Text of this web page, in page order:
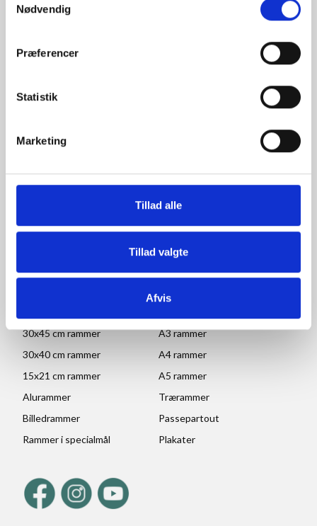
Nødvendig
Præferencer
Statistik
Marketing
Tillad alle
Tillad valgte
Afvis
8700 Horsens
info@rammeshoppen.dk
Fredag: 09.00-15.30
30x45 cm rammer
A3 rammer
30x40 cm rammer
A4 rammer
15x21 cm rammer
A5 rammer
Alurammer
Trærammer
Billedrammer
Passepartout
Rammer i specialmål
Plakater